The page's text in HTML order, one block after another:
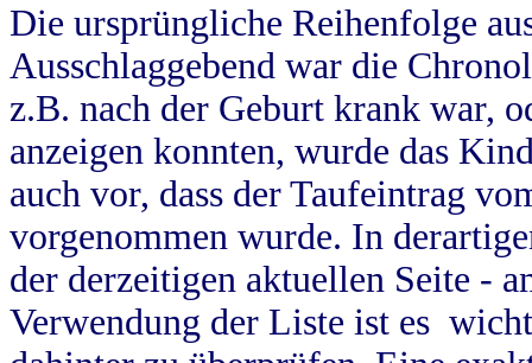
Die ursprüngliche Reihenfolge
Ausschlaggebend war die
z.B. nach der Geburt krank war,
anzeigen konnten, wurde das
auch vor, dass der Taufeintrag
vorgenommen wurde. In
der derzeitigen aktuellen Seite -
Verwendung der Liste ist es